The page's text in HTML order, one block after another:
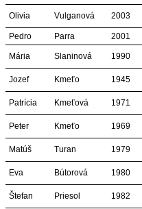
Olivia Vulganová 2003
Pedro Parra 2001
Mária Slaninová 1990
Jozef Kmeťo 1945
Patrícia Kmeťová 1971
Peter Kmeťo 1969
Matúš Turan 1979
Eva Bútorová 1980
Štefan Priesol 1982